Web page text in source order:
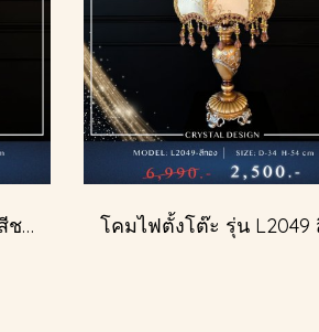
โคมไฟตั้งโต๊ะ รุ่น L2143 สีชมพู (ตั้งโต๊ะ)